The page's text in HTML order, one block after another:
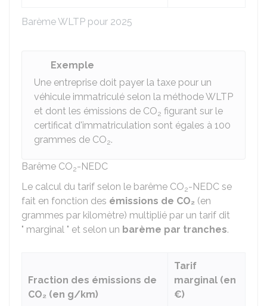
Barème WLTP pour 2025
Exemple
Une entreprise doit payer la taxe pour un
véhicule immatriculé selon la méthode WLTP
et dont les émissions de CO2 figurant sur le
certificat d'immatriculation sont égales à 100
grammes de CO2.
Barême CO2-NEDC
Le calcul du tarif selon le barême CO2-NEDC se
fait en fonction des émissions de CO₂ (en
grammes par kilomètre) multiplié par un tarif dit
" marginal " et selon un barème par tranches.
Fraction des émissions de
CO₂ (en g/km)
Tarif
marginal (en
€)